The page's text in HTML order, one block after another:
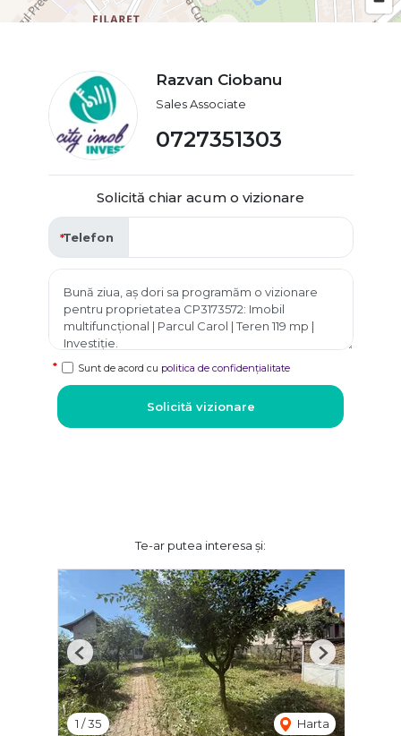
Razvan Ciobanu
Sales Associate
0727351303
Solicită chiar acum o vizionare
Telefon
Sunt de acord cu politica de confidențialitate
Solicită vizionare
Te-ar putea interesa și:
1 /35 Harta
Previous Next